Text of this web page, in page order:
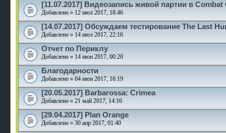
[11.07.2017] Видеозапись живой партии в Combat
Добавлено » 12 июл 2017, 18:46
[14.07.2017] Обсуждаем тестирование The Last
Добавлено » 14 июл 2017, 22:16
Отчет по Периклу
Добавлено » 14 июн 2017, 00:20
Благодарности
Добавлено » 04 июн 2017, 16:19
[20.05.2017] Barbarossa: Crimea
Добавлено » 21 май 2017, 14:16
[29.04.2017] Plan Orange
Добавлено » 30 апр 2017, 01:40